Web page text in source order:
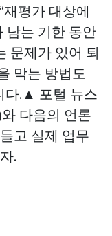
평가 대상에
남는 기한 동안
문제가 있어 퇴
막는 방법도
다.▲ 포털 뉴스
다음의 언론
고 실제 업무
.